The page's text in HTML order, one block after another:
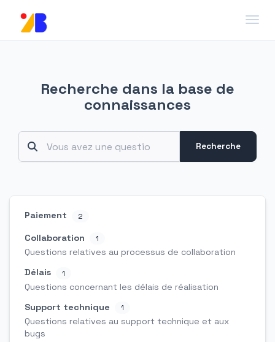
Recherche dans la base de
connaissances
Recherche
Paiement 2
Collaboration 1
Questions relatives au processus de collaboration
Délais
1
Questions concernant les délais de réalisation
Support technique
1
Questions relatives au support technique et aux
bugs